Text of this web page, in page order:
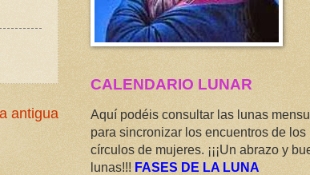
antigua
CALENDARIO LUNAR
Aquí podéis consultar las lunas
para sincronizar los encuentros de los
círculos de mujeres. ¡¡¡Un abrazo y
lunas!!! FASES DE LA LUNA